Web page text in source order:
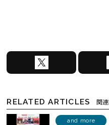
X
で
ア
F
a
b
o
RELATED ARTICLES 関
and more